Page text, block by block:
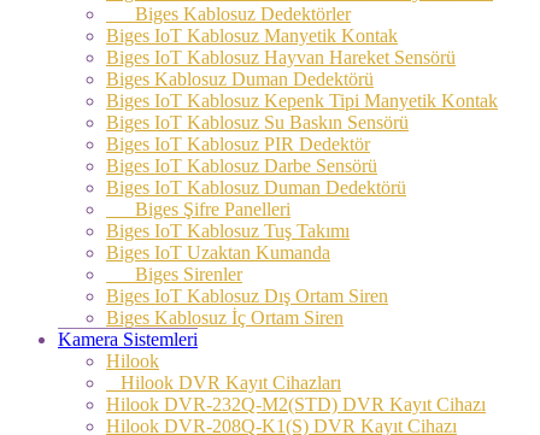
Biges Kablosuz Dedektörler
Biges IoT Kablosuz Manyetik Kontak
Biges IoT Kablosuz Hayvan Hareket Sensörü
Biges Kablosuz Duman Dedektörü
Biges IoT Kablosuz Kepenk Tipi Manyetik Kontak
Biges IoT Kablosuz Su Baskın Sensörü
Biges IoT Kablosuz PIR Dedektör
Biges IoT Kablosuz Darbe Sensörü
Biges IoT Kablosuz Duman Dedektörü
Biges Şifre Panelleri
Biges IoT Kablosuz Tuş Takımı
Biges IoT Uzaktan Kumanda
Biges Sirenler
Biges IoT Kablosuz Dış Ortam Siren
Biges Kablosuz İç Ortam Siren
Kamera Sistemleri
Hilook
Hilook DVR Kayıt Cihazları
Hilook DVR-232Q-M2(STD) DVR Kayıt Cihazı
Hilook DVR-208Q-K1(S) DVR Kayıt Cihazı